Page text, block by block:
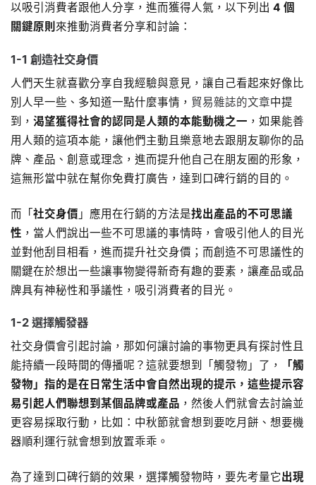
以吸引消費者跟他人分享，進而獲得人氣，以下列出 4 個
關鍵原則 來推動消費者分享和討論：
1-1 創造社交身價
人們天生就喜歡分享自我經驗與意見，讓自己看起來好像比
別人早一些、多知道一點什麼事情， 貿易雜誌的文章中提
到， 渴望獲得社會的認同是人類的本能動機之一 ，如果能善
用人類的這項本能，讓他們主動且樂意地去跟朋友聊你的品
牌、產品、創意或理念，進而提升他自己在朋友圈的形象，
這無形當中就在幫你免費打廣告，達到口碑行銷的目的。
而「 社交身價 」應用在行銷的方法是找出產品的不可思議
性 ，當人們說出一些不可思議的事情時，會吸引他人的目光
並對他刮目相看，進而提升社交身價；而創造不可思議性的
關鍵在於想出一些讓事物變得新奇有趣的要素，讓產品或品
牌具有神秘性和爭議性，吸引消費者的目光。
1-2 選擇觸發器
社交身價會引起討論，那如何讓討論的事物更具有探討性且
能持續一段時間的傳播呢？這就要想到「觸發物」了，
「觸
發物」指的是在日常生活中會自然出現的提示，這些提示容
易引起人們聯想到某個品牌或產品 ，然後人們就會去討論並
更容易採取行動，比如：中秋節就會想到要吃月餅、想要機
器順利運行就會想到放置乖乖。
為了達到口碑行銷的效果，選擇觸發物時，要先考量它出現